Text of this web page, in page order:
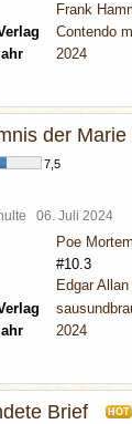
Frank
Contendo
2024
der Marie
7,5
06. Juli 2024
Poe Mortem
#10.3
Edgar
2024
Brief HOT